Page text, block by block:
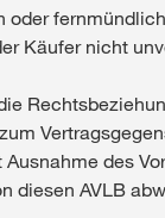
oder
Käufer nicht
des
diesen AVLB